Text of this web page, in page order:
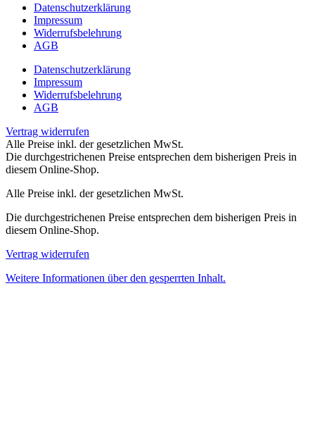
Datenschutzerklärung
Impressum
Widerrufsbelehrung
AGB
Datenschutzerklärung
Impressum
Widerrufsbelehrung
AGB
Vertrag widerrufen
Alle Preise inkl. der gesetzlichen MwSt.
Die durchgestrichenen Preise entsprechen dem bisherigen Preis in
diesem Online-Shop.
Alle Preise inkl. der gesetzlichen MwSt.
Die durchgestrichenen Preise entsprechen dem bisherigen Preis in
diesem Online-Shop.
Vertrag widerrufen
Weitere Informationen über den gesperrten Inhalt.